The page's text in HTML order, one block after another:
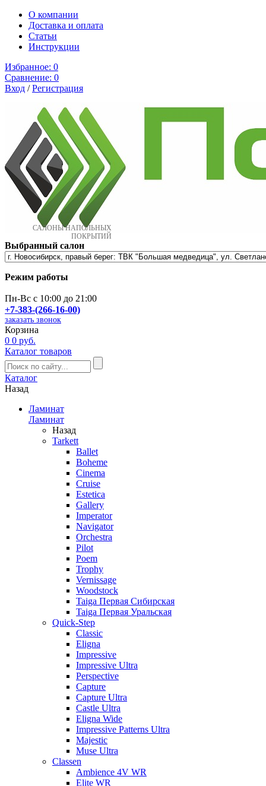
О компании
Доставка и оплата
Cтатьи
Инструкции
Избранное: 0
Сравнение: 0
Вход /Регистрация
САЛОНЫ НАПОЛЬНЫХ
ПОКРЫТИЙ
Выбранный салон
Режим работы
Пн-Вс с 10:00 до 21:00
+7-383-(266-16-00)
заказать звонок
Корзина
0 0 руб.
Каталог товаров
Каталог
Назад
Ламинат
Ламинат
Назад
Tarkett
Ballet
Boheme
Cinema
Cruise
Estetica
Gallery
Imperator
Navigator
Orchestra
Pilot
Poem
Trophy
Vernissage
Woodstock
Taiga Первая Сибирская
Taiga Первая Уральская
Quick-Step
Classic
Eligna
Impressive
Impressive Ultra
Perspective
Capture
Capture Ultra
Castle Ultra
Eligna Wide
Impressive Patterns Ultra
Majestic
Muse Ultra
Classen
Ambience 4V WR
Elite WR